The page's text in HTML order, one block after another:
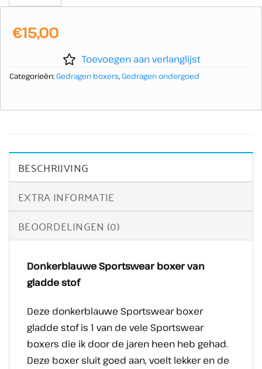
€15,00
Toevoegen aan verlanglijst
Categorieën:Gedragen boxers,Gedragen ondergoed
BESCHRIJVING
EXTRA INFORMATIE
BEOORDELINGEN (0)
Donkerblauwe Sportswear boxer van
gladde stof
Deze donkerblauwe Sportswear boxer
gladde stof is 1 van de vele Sportswear
boxers die ik door de jaren heen heb gehad.
Deze boxer sluit goed aan, voelt lekker en de